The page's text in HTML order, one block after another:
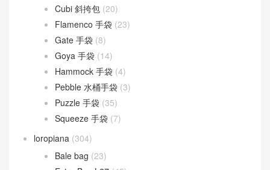
Cubi 斜挎包 (20)
Flamenco 手袋 (23)
Gate 手袋 (8)
Goya 手袋 (14)
Hammock 手袋 (4)
Pebble 水桶手袋 (3)
Puzzle 手袋 (35)
Squeeze 手袋 (7)
loropiana (304)
Bale bag (23)